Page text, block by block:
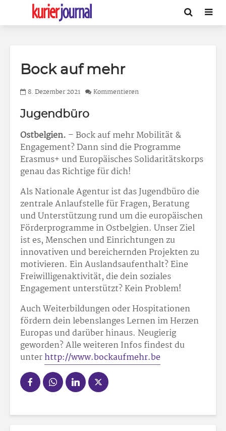
Bock auf mehr
8. Dezember 2021 Kommentieren
Jugendbüro
Ostbelgien. – Bock auf mehr Mobilität &
Engagement? Dann sind die Programme
Erasmus+ und Europäisches Solidaritätskorps
genau das Richtige für dich!
Als Nationale Agentur ist das Jugendbüro die
zentrale Anlaufstelle für Fragen, Beratung
und Unterstützung rund um die europäischen
Förderprogramme in Ostbelgien. Unser Ziel
ist es, Menschen und Einrichtungen zu
innovativen und bereichernden Projekten zu
motivieren. Ein Auslandsaufenthalt? Eine
Freiwilligenaktivität, die dein soziales
Engagement unterstützt? Kein Problem!
Auch Weiterbildungen oder Hospitationen
fördern dein lebenslanges Lernen im Herzen
Europas und darüber hinaus. Neugierig
geworden? Alle weiteren Infos findest du
unterhttp://www.bockaufmehr.be